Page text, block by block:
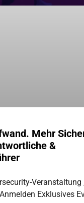
Mehr
&
Veranstaltung
Exklusives